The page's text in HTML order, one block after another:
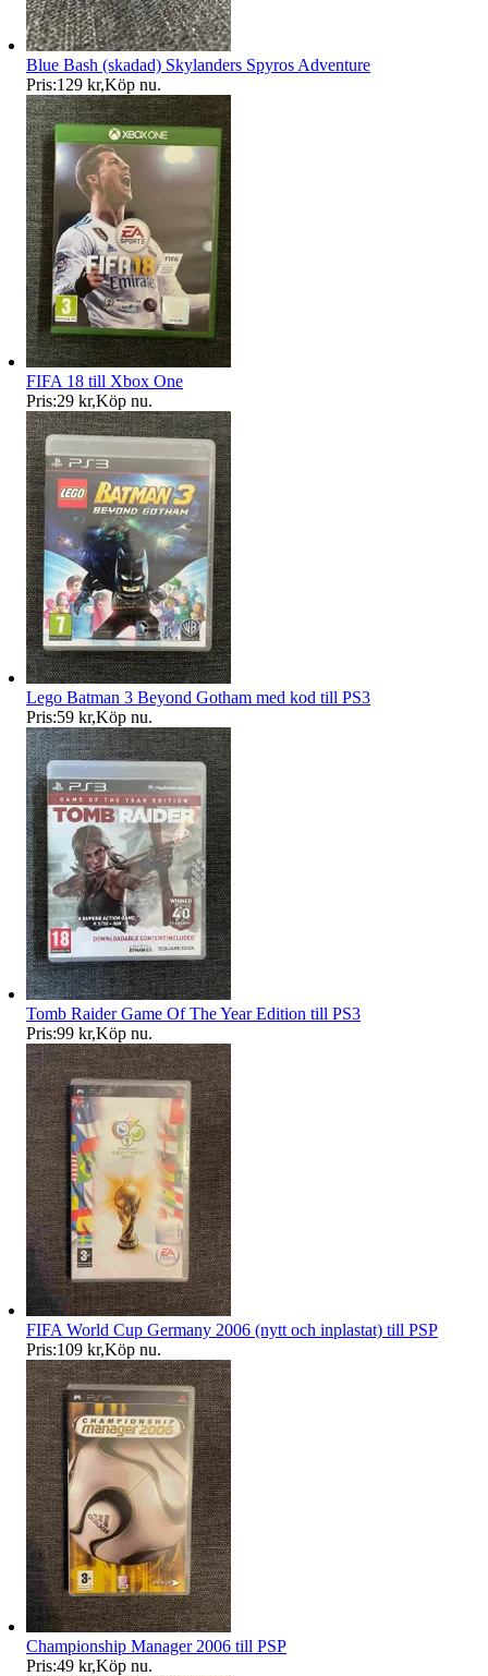
Blue Bash (skadad) Skylanders Spyros Adventure
Pris:129 kr,Köp nu.
FIFA 18 till Xbox One
Pris:29 kr,Köp nu.
Lego Batman 3 Beyond Gotham med kod till PS3
Pris:59 kr,Köp nu.
Tomb Raider Game Of The Year Edition till PS3
Pris:99 kr,Köp nu.
FIFA World Cup Germany 2006 (nytt och inplastat) till PSP
Pris:109 kr,Köp nu.
Championship Manager 2006 till PSP
Pris:49 kr,Köp nu.